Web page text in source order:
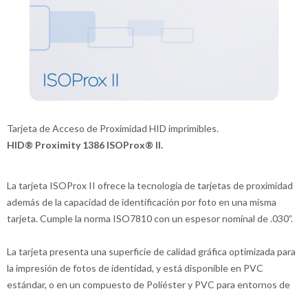
Tarjeta de Acceso de Proximidad HID imprimibles.
HID® Proximity 1386 ISOProx® II.
La tarjeta ISOProx II ofrece la tecnología de tarjetas de proximidad
además de la capacidad de identificación por foto en una misma
tarjeta. Cumple la norma ISO7810 con un espesor nominal de .030”.
La tarjeta presenta una superficie de calidad gráfica optimizada para
la impresión de fotos de identidad, y está disponible en PVC
estándar, o en un compuesto de Poliéster y PVC para entornos de